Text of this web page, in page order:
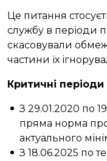
Це питання
службу в періоди
скасовували
частини їх
Критичні
З 29.01.2020 по
пряма норма про
актуального
З 18.06.2025 по